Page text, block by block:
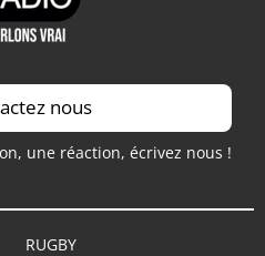
nous
une réaction, écrivez nous !
RUGBY